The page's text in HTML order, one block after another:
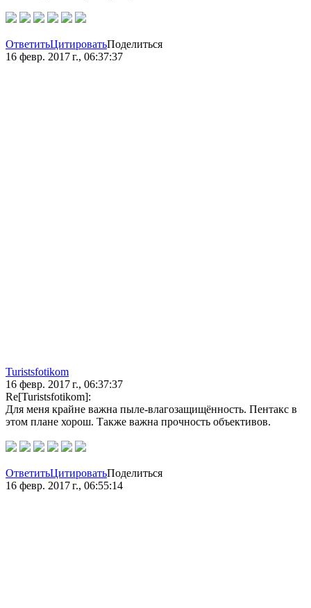
ОтветитьЦитироватьПоделиться
16 февр. 2017 г., 06:37:37
Turistsfotikom
16 февр. 2017 г., 06:37:37
Re[Turistsfotikom]:
Для меня крайне важна пыле-влагозащищённость. Пентакс в
этом плане хорош. Также важна прочность объективов.
ОтветитьЦитироватьПоделиться
16 февр. 2017 г., 06:55:14